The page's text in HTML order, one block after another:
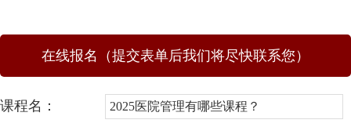
在线报名（提交表单后我们将尽快联系您）
课程名：